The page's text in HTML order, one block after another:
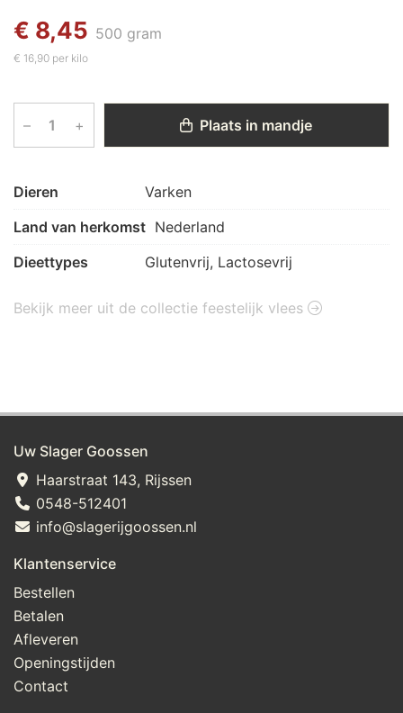
€ 8,45 500 gram
€ 16,90 per kilo
– + Plaats in mandje
Dieren
Varken
Land van herkomst Nederland
Dieettypes
Glutenvrij, Lactosevrij
Bekijk meer uit de collectie feestelijk vlees
Uw Slager Goossen
Haarstraat 143, Rijssen
0548-512401
info@slagerijgoossen.nl
Klantenservice
Bestellen
Betalen
Afleveren
Openingstijden
Contact